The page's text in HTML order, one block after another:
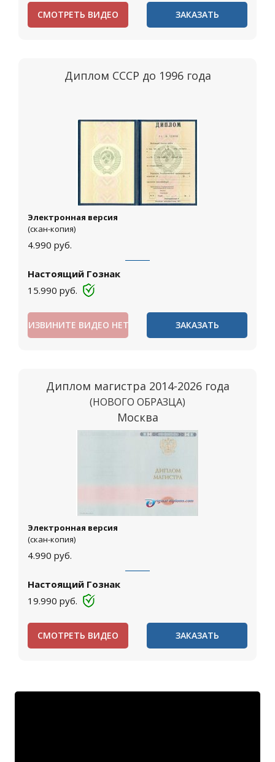
СМОТРЕТЬ ВИДЕО ЗАКАЗАТЬ
Диплом СССР до 1996 года
Электронная версия
(скан-копия)
4.990 руб.
Настоящий Гознак
15.990 руб.
ИЗВИНИТЕ ВИДЕО НЕТ ЗАКАЗАТЬ
Диплом магистра 2014-2026 года
(НОВОГО ОБРАЗЦА)
Москва
Электронная версия
(скан-копия)
4.990 руб.
Настоящий Гознак
19.990 руб.
СМОТРЕТЬ ВИДЕО ЗАКАЗАТЬ